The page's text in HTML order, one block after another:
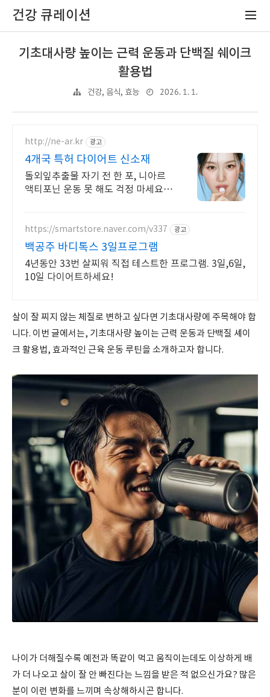
건강 큐레이션
기초대사량 높이는 근력 운동과 단백질 쉐이크
활용법
건강, 음식, 효능 2026. 1. 1.
http://ne-ar.kr 광고
4개국 특허 다이어트 신소재
돌외잎추출물 자기 전 한 포, 니아르
액티포닌 운동 못 해도 걱정 마세요,
https://smartstore.naver.com/v337 광고
백공주 바디톡스 3일프로그램
4년동안 33번 살찌워 직접 테스트한 프로그램. 3일,6일,
10일 다이어트하세요!
살이 잘 찌지 않는 체질로 변하고 싶다면 기초대사량에 주목해야 합
니다. 이번 글에서는, 기초대사량 높이는 근력 운동과 단백질 셰이
크 활용법, 효과적인 근육 운동 루틴을 소개하고자 합니다.
나이가 더해질수록 예전과 똑같이 먹고 움직이는데도 이상하게 배
가 더 나오고 살이 잘 안 빠진다는 느낌을 받은 적 없으신가요? 많은
분이 이런 변화를 느끼며 속상해하시곤 합니다.